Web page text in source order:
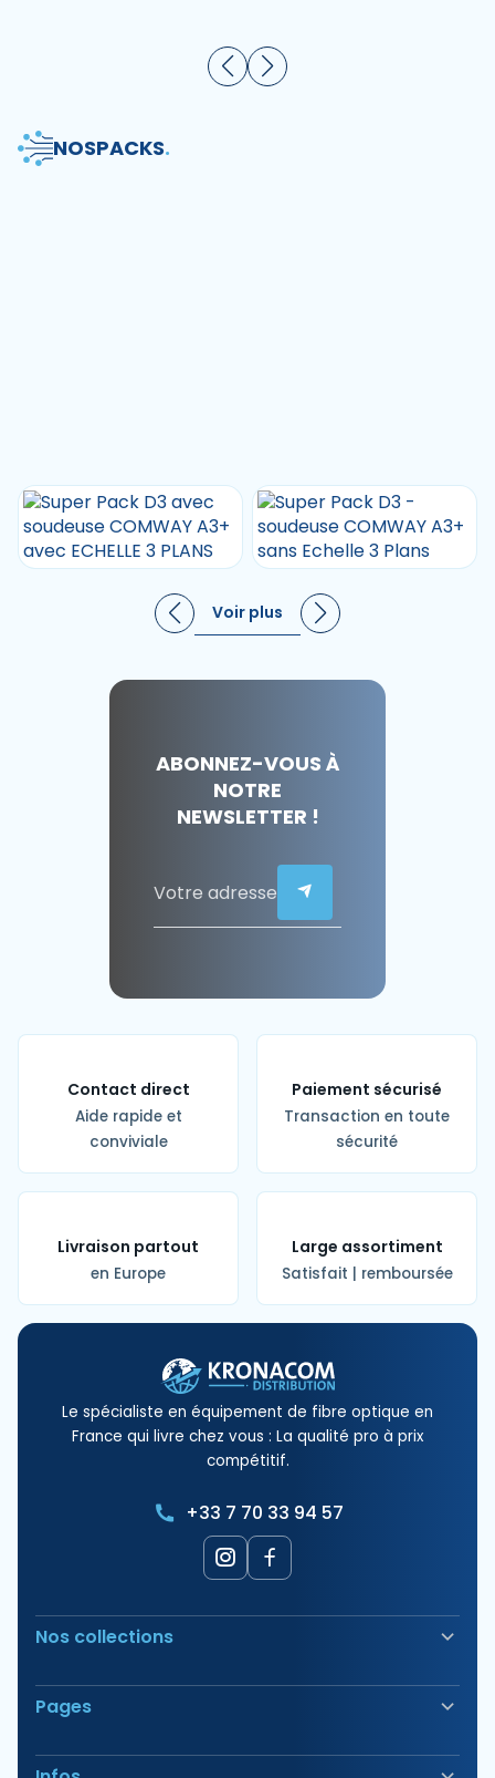
NOSPACKS.
Voir plus
ABONNEZ-VOUS À
NOTRE
NEWSLETTER !
Contact direct
Aide rapide et
conviviale
Paiement sécurisé
Transaction en toute
sécurité
Livraison partout
en Europe
Large assortiment
Satisfait | remboursée
Le spécialiste en équipement de fibre optique en
France qui livre chez vous : La qualité pro à prix
compétitif.
+33 7 70 33 94 57
Nos collections
Soudeuse Fibre Optique
Sécurité & Balisage
Outillage
Pages
Nos Produits